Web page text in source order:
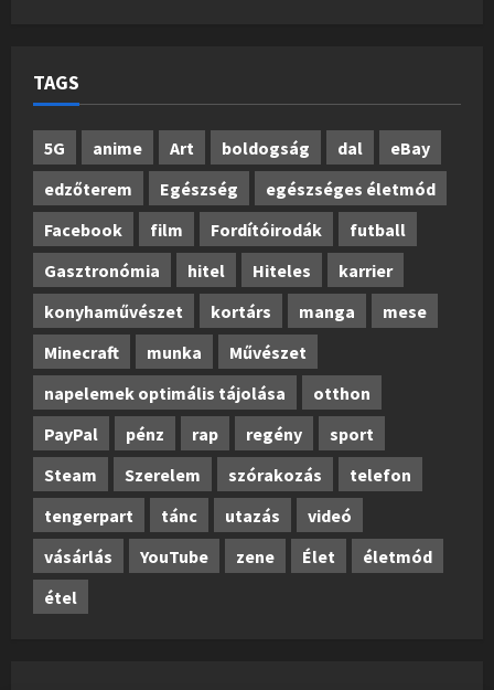
TAGS
5G anime Art boldogság dal
eBay
edzőterem
Egészség
egészséges életmód
Facebook
film Fordítóirodák
futball
Gasztronómia
hitel Hiteles
karrier
konyhaművészet
kortárs manga
mese
Minecraft
munka
Művészet
napelemek optimális tájolása
otthon
PayPal
pénz rap regény
sport
Steam
Szerelem szórakozás
telefon
tengerpart
tánc utazás
videó
vásárlás
YouTube zene Élet
életmód
étel